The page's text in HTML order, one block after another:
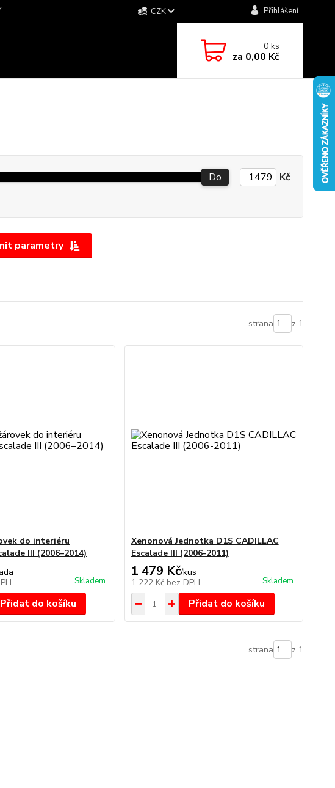
CZK Přihlášení
0ks
za 0,00 Kč
parametry
Do Kč
strana z 1
do interiéru
III (2006–2014)
Skladem
Přidat do košíku
Xenonová Jednotka D1S CADILLAC
Escalade III (2006-2011)
1 479 Kč/kus
1 222 Kč bez DPH Skladem
Přidat do košíku
strana z 1